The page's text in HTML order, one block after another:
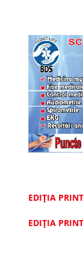
EDIȚIA
EDIŢIA